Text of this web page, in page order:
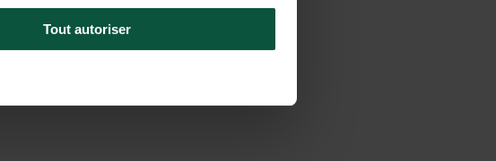
Tout autoriser